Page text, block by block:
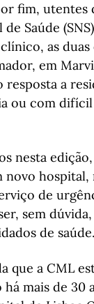
fim,
Saúde
as duas
em
resposta a
ou com difícil
nesta edição,
novo hospital,
de
sem
de saúde.
que a CML
mais de 30